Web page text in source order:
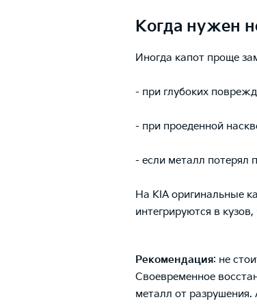
Когда нужен
Иногда капот проще
- при глубоких
- при проеденной
- если металл потерял
На KIA оригинальные
интегрируются в
Рекомендация: не
Своевременное
металл от разрушения.